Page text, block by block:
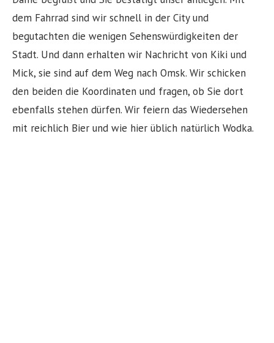
dem Fahrrad sind wir schnell in der City und
begutachten die wenigen Sehenswürdigkeiten der
Stadt. Und dann erhalten wir Nachricht von Kiki und
Mick, sie sind auf dem Weg nach Omsk. Wir schicken
den beiden die Koordinaten und fragen, ob Sie dort
ebenfalls stehen dürfen. Wir feiern das Wiedersehen
mit reichlich Bier und wie hier üblich natürlich Wodka.